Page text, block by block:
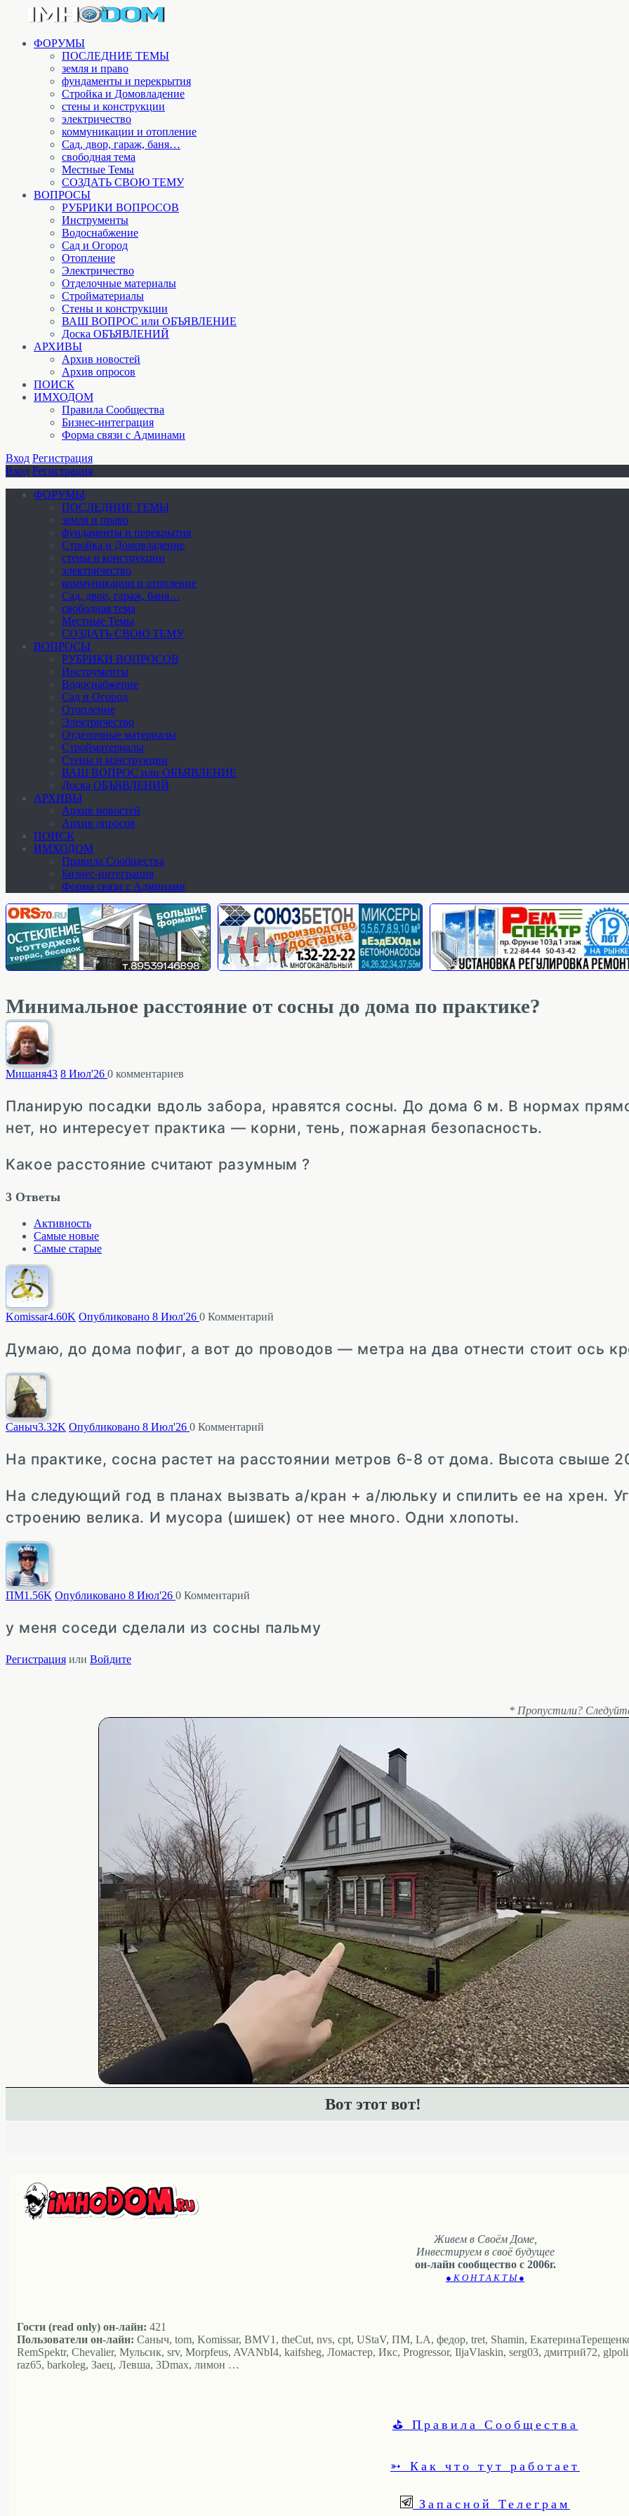
ФОРУМЫ
ПОСЛЕДНИЕ ТЕМЫ
земля и право
фундаменты и перекрытия
Стройка и Домовладение
стены и конструкции
электричество
коммуникации и отопление
Cад, двор, гараж, баня…
свободная тема
Местные Темы
СОЗДАТЬ СВОЮ ТЕМУ
ВОПРОСЫ
РУБРИКИ ВОПРОСОВ
Инструменты
Водоснабжение
Сад и Огород
Отопление
Электричество
Отделочные материалы
Стройматериалы
Стены и конструкции
ВАШ ВОПРОС или ОБЪЯВЛЕНИЕ
Доска ОБЪЯВЛЕНИЙ
АРХИВЫ
Архив новостей
Архив опросов
ПОИСК
ИМХОДОМ
Правила Сообщества
Бизнес-интеграция
Форма связи с Админами
Вход Регистрация
Вход Регистрация
ФОРУМЫ
ПОСЛЕДНИЕ ТЕМЫ
земля и право
фундаменты и перекрытия
Стройка и Домовладение
стены и конструкции
электричество
коммуникации и отопление
Cад, двор, гараж, баня…
свободная тема
Местные Темы
СОЗДАТЬ СВОЮ ТЕМУ
ВОПРОСЫ
РУБРИКИ ВОПРОСОВ
Инструменты
Водоснабжение
Сад и Огород
Отопление
Электричество
Отделочные материалы
Стройматериалы
Стены и конструкции
ВАШ ВОПРОС или ОБЪЯВЛЕНИЕ
Доска ОБЪЯВЛЕНИЙ
АРХИВЫ
Архив новостей
Архив опросов
ПОИСК
ИМХОДОМ
Правила Сообщества
Бизнес-интеграция
Форма связи с Админами
Минимальное расстояние от сосны до дома по практике?
Мишаня43 8 Июл'26 0 комментариев
Планирую посадки вдоль забора, нравятся сосны. До дома 6 м. В нормах
нет, но интересует практика — корни, тень, пожарная безопасность.
Какое расстояние считают разумным ?
3 Ответы
Активность
Самые новые
Самые старые
Komissar4.60K Опубликовано 8 Июл'26 0 Комментарий
Думаю, до дома пофиг, а вот до проводов — метра на два отнести стоит ось
Саныч3.32K Опубликовано 8 Июл'26 0 Комментарий
На практике, сосна растет на расстоянии метров 6-8 от дома. Высота свыше
На следующий год в планах вызвать а/кран + а/люльку и спилить ее на хрен.
строению велика. И мусора (шишек) от нее много. Одни хлопоты.
ПМ1.56K Опубликовано 8 Июл'26 0 Комментарий
у меня соседи сделали из сосны пальму
Регистрация или Войдите
* Пропустили?
Вот этот вот!
Живем в Своём Доме,
Инвестируем в своё будущее
он-лайн сообщество с 2006г.
● К О Н Т А К Т Ы ●
Гости (read only) он-лайн: 421
Пользователи он-лайн: Саныч, tom, Komissar, BMV1, theCut, nvs, cpt, UStaV, ПМ, LA, федор, tret, Shamin,
RemSpektr, Chevalier, Мульсик, srv, Morpfeus, AVANbI4, kaifsheg, Ломастер, Икс, Progressor, IljaVlaskin, serg03, дмитрий72,
raz65, barkoleg, Заец, Левша, 3Dmax, лимон …
⛳ Правила Сообщества
➳ Как что тут работает
Запасной Телеграм